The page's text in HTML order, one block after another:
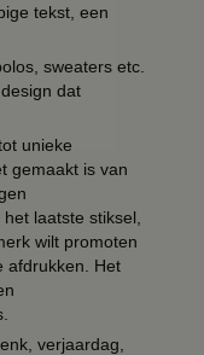
tekst, een
sweaters etc.
dat
unieke
gemaakt is van
laatste stiksel,
wilt promoten
afdrukken. Het
verjaardag,